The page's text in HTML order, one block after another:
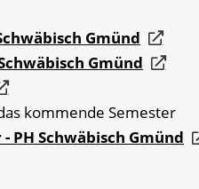
Gmünd
Gmünd
kommende Semester
PH Schwäbisch Gmünd